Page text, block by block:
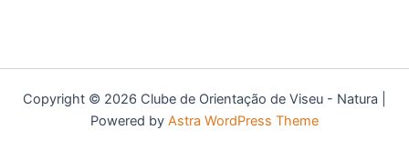
Copyright © 2026 Clube de Orientação de Viseu - Natura |
Powered by Astra WordPress Theme